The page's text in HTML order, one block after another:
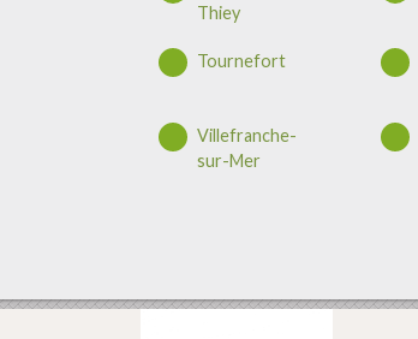
Thiey
Tournefort
Villefranche-
sur-Mer